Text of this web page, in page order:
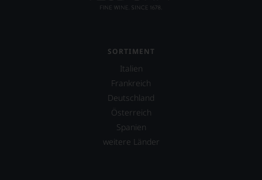
SORTIMENT
Italien
Frankreich
Deutschland
Österreich
Spanien
weitere Länder